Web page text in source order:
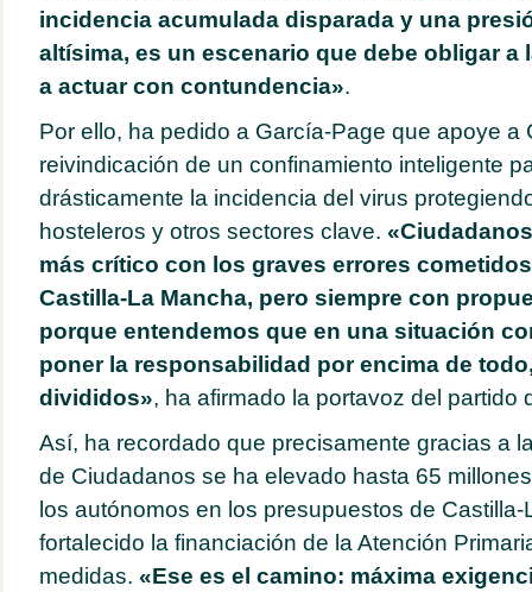
incidencia acumulada disparada y una
altísima, es un escenario que debe obligar a
a actuar con contundencia».
Por ello, ha pedido a García-Page que apoye a
reivindicación de un confinamiento inteligente
drásticamente la incidencia del virus
hosteleros y otros sectores clave.
más crítico con los graves errores
Castilla-La Mancha, pero siempre con
porque entendemos que en una situación
poner la responsabilidad por encima de
divididos», ha afirmado la portavoz del partido
Así, ha recordado que precisamente gracias a
de Ciudadanos se ha elevado hasta 65
los autónomos en los presupuestos de
fortalecido la financiación de la Atención
medidas. «Ese es el camino: máxima